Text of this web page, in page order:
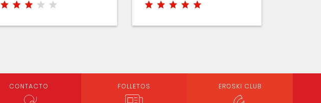
CONTACTO FOLLETOS EROSKI CLUB